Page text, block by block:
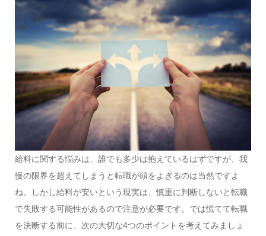
給料に関する悩みは、誰でも多少は抱えているはずですが、我
慢の限界を超えてしまうと転職が頭をよぎるのは当然ですよ
ね。しかし給料が安いという現実は、慎重に判断しないと転職
で失敗する可能性があるので注意が必要です。では慌てて転職
を決断する前に、次の大切な4つのポイントを考えてみましょ